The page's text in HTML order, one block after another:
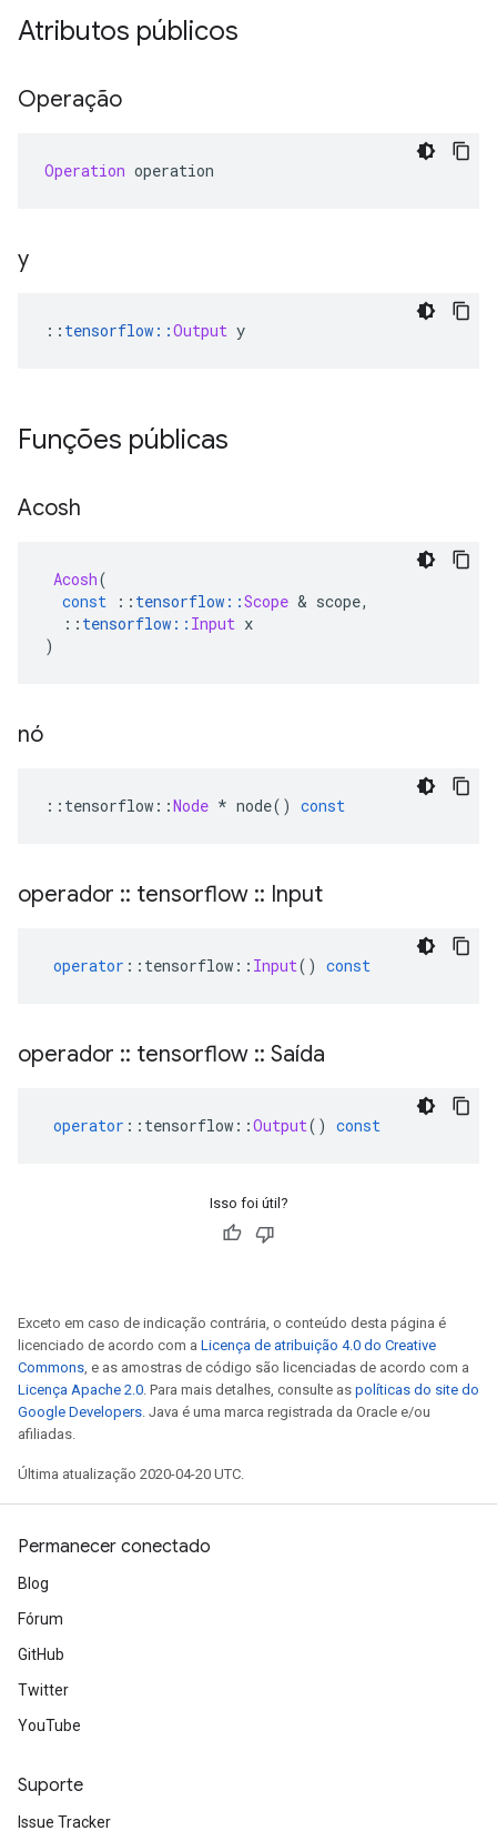
Atributos públicos
Operação
Operation operation
y
:: tensorflow ::Output y
Funções públicas
Acosh
Acosh(
const
:: tensorflow ::Scope & scope,
:: tensorflow :: Input x
)
nó
:: tensorflow ::Node * node() const
operador :: tensorflow :: Input
operator :: tensorflow :: Input() const
operador :: tensorflow :: Saída
operator :: tensorflow ::Output() const
Isso foi útil?
Exceto em caso de indicação contrária, o conteúdo desta página é
licenciado de acordo com a Licença de atribuição 4.0 do Creative
Commons, e as amostras de código são licenciadas de acordo com a
Licença Apache 2.0. Para mais detalhes, consulte as políticas do site do
Google Developers. Java é uma marca registrada da Oracle e/ou
afiliadas.
Última atualização 2020-04-20 UTC.
Permanecer conectado
Blog
Fórum
GitHub
Twitter
YouTube
Suporte
Issue Tracker